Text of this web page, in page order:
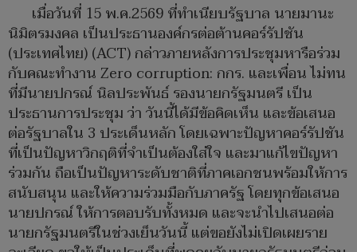
เมื่อวันที่ 15 พ.ค.2569 ที่ทำเนียบรัฐบาล นายมานะ
นิมิตรมงคล เป็นประธานองค์กรต่อต้านคอร์รัปชัน
(ประเทศไทย) (ACT) กล่าวภายหลังการประชุมหารือร่วม
กับคณะทำงาน Zero corruption: กกร. และเพื่อน ไม่ทน
ที่มีนายปกรณ์ นิลประพันธ์ รองนายกรัฐมนตรี เป็น
ประธานการประชุม ว่า วันนี้ได้มีข้อคิดเห็น และข้อเสนอ
ต่อรัฐบาลใน 3 ประเด็นหลัก โดยเฉพาะปัญหาคอร์รัปชัน
ที่เป็นปัญหาวิกฤติที่จำเป็นต้องใส่ใจ และมาแก้ไขปัญหา
ร่วมกัน ถือเป็นปัญหาระดับชาติที่ภาคเอกชนพร้อมให้การ
สนับสนุน และให้ความร่วมมือกับภาครัฐ โดยทุกข้อเสนอ
นายปกรณ์ ให้การตอบรับทั้งหมด และจะนำไปเสนอต่อ
นายกรัฐมนตรีในช่วงเย็นวันนี้ แต่ขอยังไม่เปิดเผยราย